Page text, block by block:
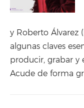
y Roberto Álvarez
algunas claves
producir, grabar
Acude de forma